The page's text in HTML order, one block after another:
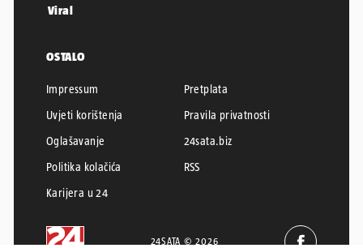
Viral
OSTALO
Impressum
Pretplata
Uvjeti korištenja
Pravila privatnosti
Oglašavanje
24sata.biz
Politika kolačića
RSS
Karijera u 24
24SATA © 2026